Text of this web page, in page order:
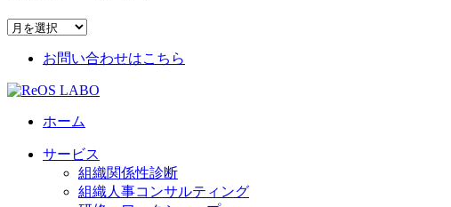
お問い合わせはこちら
ホーム
サービス
組織関係性診断
組織人事コンサルティング